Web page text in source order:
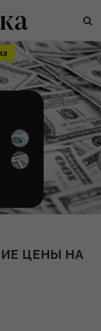
ЦЕНЫ НА